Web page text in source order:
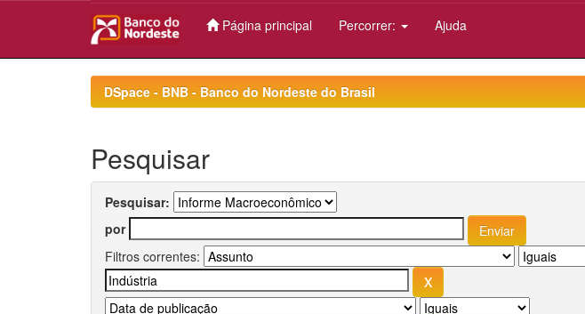
Página principal Percorrer: Ajuda
DSpace - BNB - Banco do Nordeste do Brasil
Pesquisar
Pesquisar:
por
Filtros correntes: